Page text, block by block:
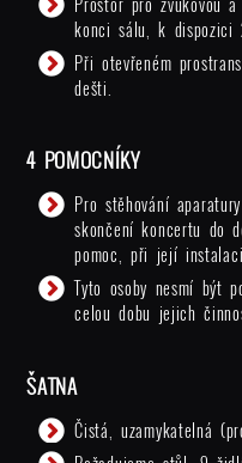
konci sálu, k dispozici
Při otevřeném
dešti.
4 POMOCNÍKY
Pro stěhování
skončení koncertu do
pomoc, při její
Tyto osoby nesmí být
celou dobu jejich
ŠATNA
Čistá, uzamykatelná